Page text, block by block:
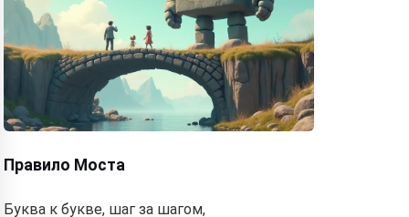
Правило Моста
Буква к букве, шаг за шагом,